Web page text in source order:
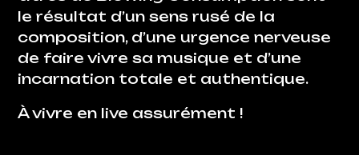
le résultat d’un sens rusé de la
composition, d’une urgence nerveuse
de faire vivre sa musique et d’une
incarnation totale et authentique.
À vivre en live assurément !